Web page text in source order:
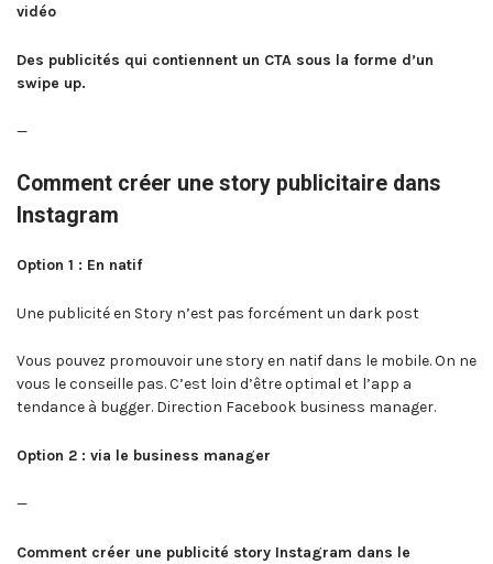
vidéo
Des publicités qui contiennent un CTA sous la forme d’un
swipe up.
—
Comment créer une story publicitaire dans
Instagram
Option 1 : En natif
Une publicité en Story n’est pas forcément un dark post
Vous pouvez promouvoir une story en natif dans le mobile. On ne
vous le conseille pas. C’est loin d’être optimal et l’app a
tendance à bugger. Direction Facebook business manager.
Option 2 : via le business manager
—
Comment créer une publicité story Instagram dans le